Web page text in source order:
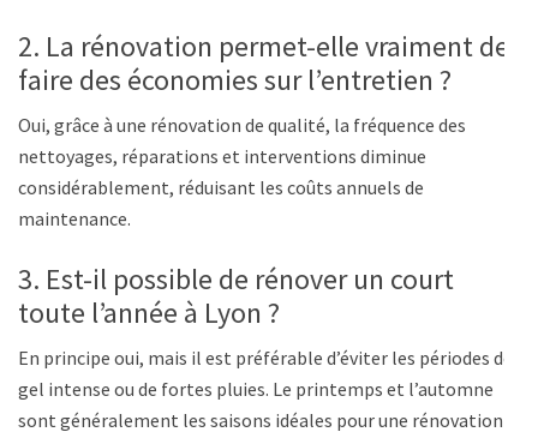
2. La rénovation permet-elle vraiment de
faire des économies sur l’entretien ?
Oui, grâce à une rénovation de qualité, la fréquence des
nettoyages, réparations et interventions diminue
considérablement, réduisant les coûts annuels de
maintenance.
3. Est-il possible de rénover un court
toute l’année à Lyon ?
En principe oui, mais il est préférable d’éviter les périodes de
gel intense ou de fortes pluies. Le printemps et l’automne
sont généralement les saisons idéales pour une rénovation